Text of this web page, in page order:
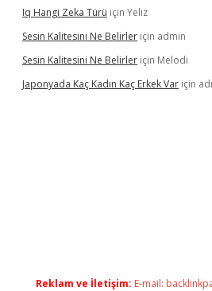
Iq Hangi Zeka Türü için Yeliz
Sesin Kalitesini Ne Belirler için admin
Sesin Kalitesini Ne Belirler için Melodi
Japonyada Kaç Kadın Kaç Erkek Var için
Reklam ve İletişim: E-mail: